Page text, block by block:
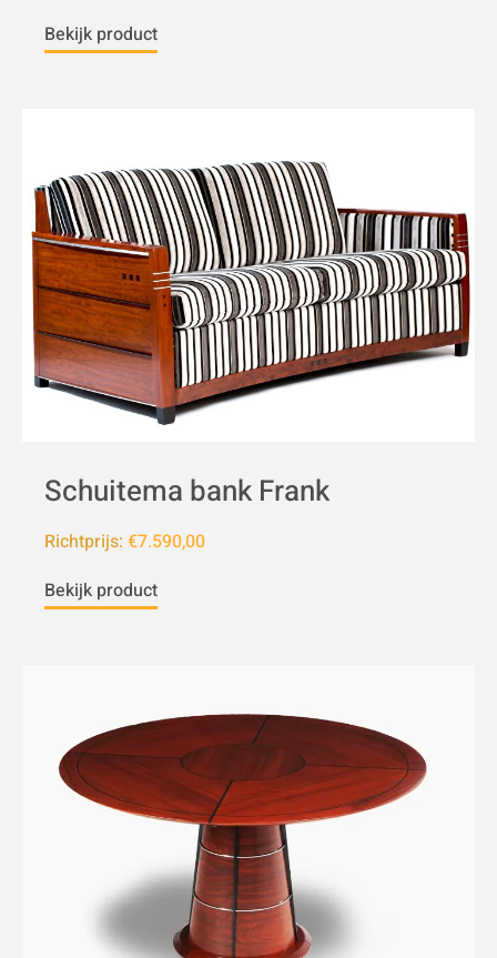
Bekijk product
Schuitema bank Frank
Richtprijs: €7.590,00
Bekijk product